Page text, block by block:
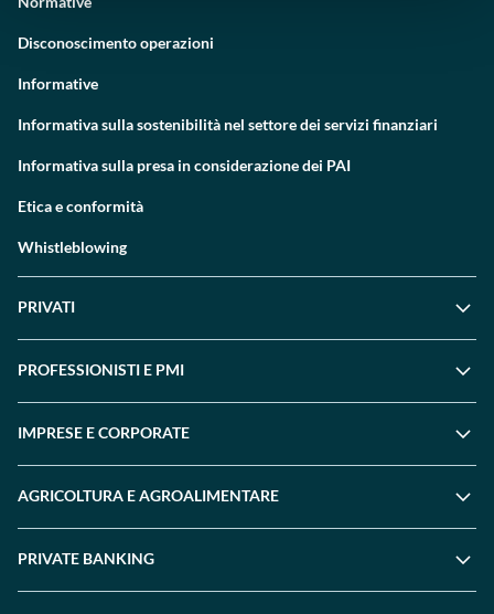
Disconoscimento operazioni
Informative
Informativa sulla sostenibilità nel settore dei servizi finanziari
Informativa sulla presa in considerazione dei PAI
Etica e conformità
Whistleblowing
PRIVATI
PROFESSIONISTI E PMI
IMPRESE E CORPORATE
AGRICOLTURA E AGROALIMENTARE
PRIVATE BANKING